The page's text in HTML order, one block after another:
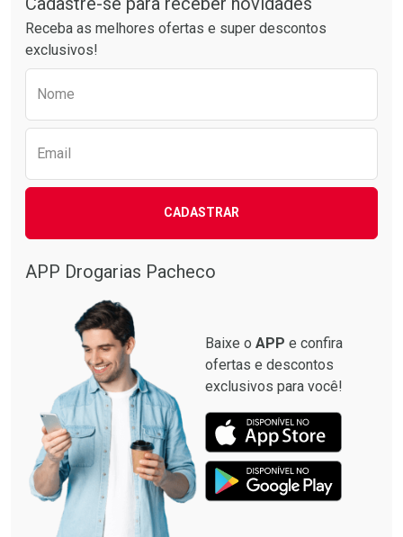
Receba as melhores ofertas e super descontos
exclusivos!
Nome
Email
CADASTRAR
APP Drogarias Pacheco
Baixe o APP e confira
ofertas e descontos
exclusivos para você!